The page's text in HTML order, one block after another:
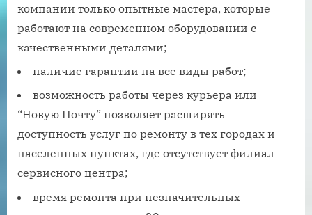
компании только опытные мастера, которые
работают на современном оборудовании с
качественными деталями;
наличие гарантии на все виды работ;
возможность работы через курьера или
“Новую Почту” позволяет расширять
доступность услуг по ремонту в тех городах и
населенных пунктах, где отсутствует филиал
сервисного центра;
время ремонта при незначительных